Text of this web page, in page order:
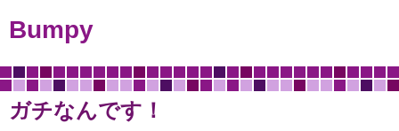
Bumpy
ガチなんです！